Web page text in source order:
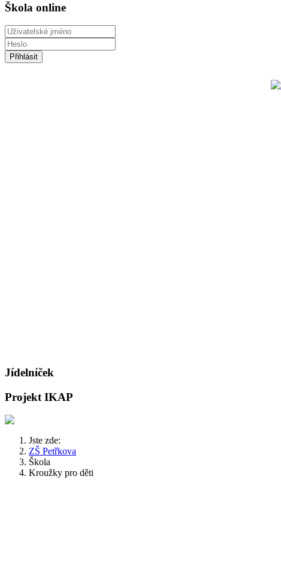
Škola online
Jídelníček
Projekt IKAP
Jste zde:
ZŠ Petřkova
Škola
Kroužky pro děti